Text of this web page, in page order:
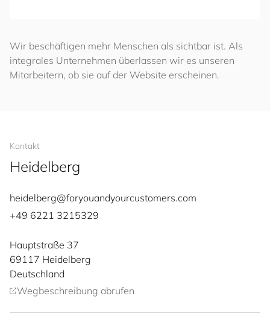
Wir beschäftigen mehr Menschen als sichtbar ist. Als
integrales Unternehmen überlassen wir es unseren
Mitarbeitern, ob sie auf der Website erscheinen.
Kontakt
Heidelberg
heidelberg@foryouandyourcustomers.com
+49 6221 3215329
Hauptstraße 37
69117 Heidelberg
Deutschland
Wegbeschreibung abrufen